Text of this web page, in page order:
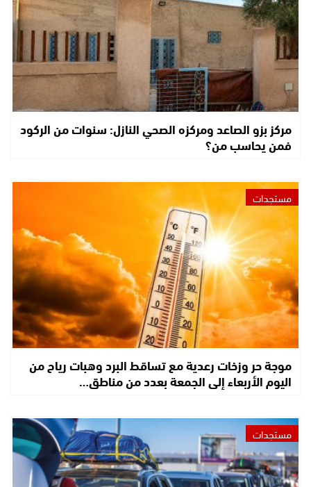
مركز بزو الصاعد ومركزه الصحي النازل: سنوات من الركود
فمن يحاسب من؟
مستجدات
موجة حر وزخات رعدية مع تساقط البرد وهبات رياح من
اليوم الأربعاء إلى الجمعة بعدد من مناطق…
مستجدات